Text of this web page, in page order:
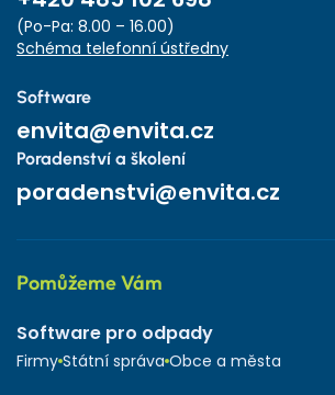
(Po-Pa: 8.00 – 16.00)
Schéma telefonní ústředny
Software
envita@envita.cz
Poradenství a školení
poradenstvi@envita.cz
Pomůžeme Vám
Software pro odpady
Firmy Státní správa Obce a města